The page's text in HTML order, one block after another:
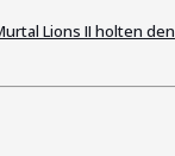
Lions II holten den